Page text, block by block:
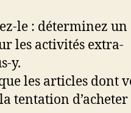
le : déterminez un
les activités extra-
y.
les articles dont
tentation d’acheter